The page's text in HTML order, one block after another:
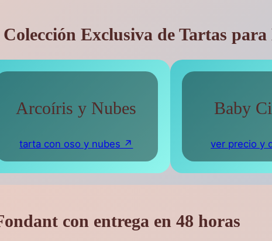
Exclusiva de Tartas
Arcoíris y Nubes
tarta con oso y nubes ↗
Baby
ver precio y
con entrega en 48 horas